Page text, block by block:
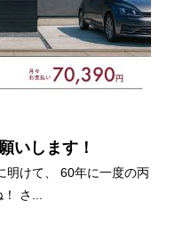
いします！
明けて、 60年に一度の丙
さ...